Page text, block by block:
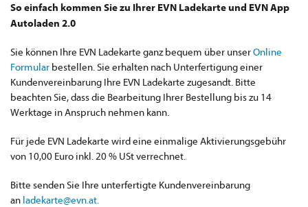
So einfach kommen Sie zu Ihrer EVN Ladekarte und EVN App
Autoladen 2.0
Sie können Ihre EVN Ladekarte ganz bequem über unserOnline
Formular bestellen. Sie erhalten nach Unterfertigung einer
Kundenvereinbarung Ihre EVN Ladekarte zugesandt. Bitte
beachten Sie, dass die Bearbeitung Ihrer Bestellung bis zu 14
Werktage in Anspruch nehmen kann.
Für jede EVN Ladekarte wird eine einmalige Aktivierungsgebühr
von 10,00 Euro inkl. 20 % USt verrechnet.
Bitte senden Sie Ihre unterfertigte Kundenvereinbarung
an ladekarte@evn.at.